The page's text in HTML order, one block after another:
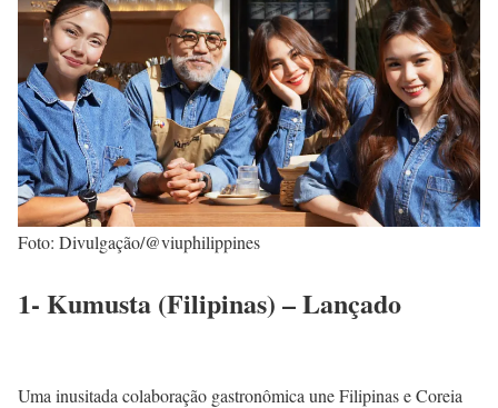
Foto: Divulgação/@viuphilippines
1- Kumusta (Filipinas) – Lançado
Uma inusitada colaboração gastronômica une Filipinas e Coreia